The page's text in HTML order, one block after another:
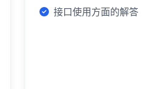
接口使用方面的解答